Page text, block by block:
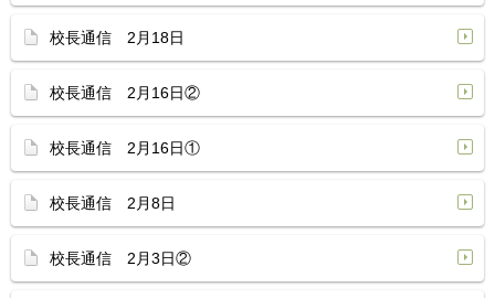
校長通信 2月18日
校長通信 2月16日②
校長通信 2月16日①
校長通信 2月8日
校長通信 2月3日②